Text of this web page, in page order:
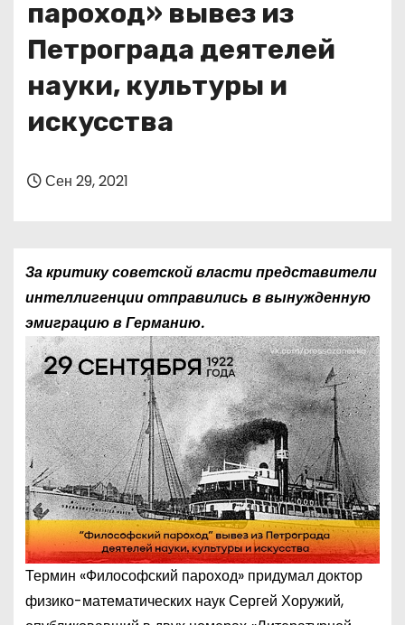
пароход» вывез из
Петрограда деятелей
науки, культуры и
искусства
Сен 29, 2021
За критику советской власти представители
интеллигенции отправились в вынужденную
эмиграцию в Германию.
Термин «Философский пароход» придумал доктор
физико-математических наук Сергей Хоружий,